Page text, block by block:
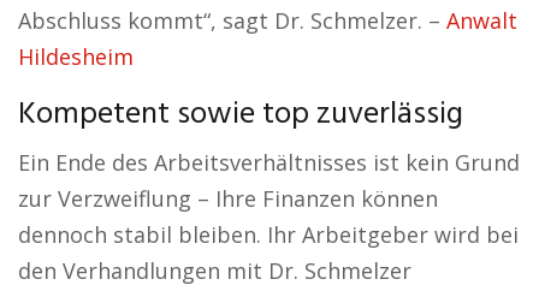
Abschluss kommt“, sagt Dr. Schmelzer. – Anwalt
Hildesheim
Kompetent sowie top zuverlässig
Ein Ende des Arbeitsverhältnisses ist kein Grund
zur Verzweiflung – Ihre Finanzen können
dennoch stabil bleiben. Ihr Arbeitgeber wird bei
den Verhandlungen mit Dr. Schmelzer